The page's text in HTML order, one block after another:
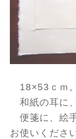
18×53ｃｍ
和紙の耳に
便箋に、絵
お使いくださ